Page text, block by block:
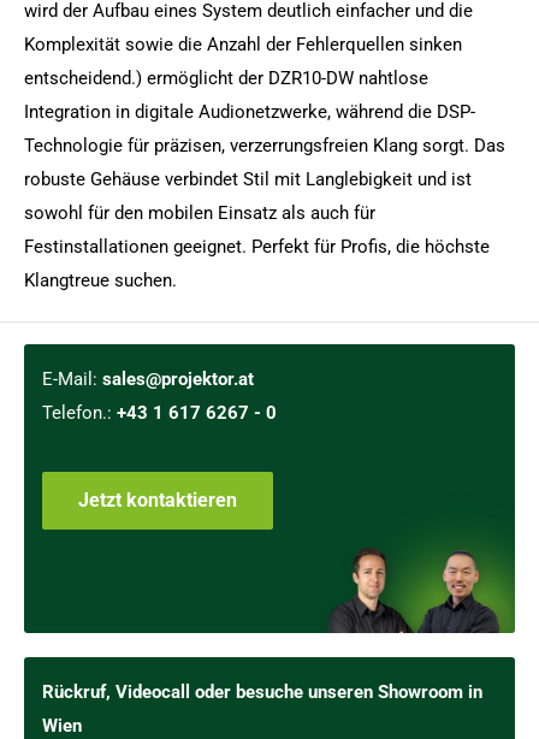
wird der Aufbau eines System deutlich einfacher und die
Komplexität sowie die Anzahl der Fehlerquellen sinken
entscheidend.) ermöglicht der DZR10-DW nahtlose
Integration in digitale Audionetzwerke, während die DSP-
Technologie für präzisen, verzerrungsfreien Klang sorgt. Das
robuste Gehäuse verbindet Stil mit Langlebigkeit und ist
sowohl für den mobilen Einsatz als auch für
Festinstallationen geeignet. Perfekt für Profis, die höchste
Klangtreue suchen.
E-Mail: sales@projektor.at
Telefon.: +43 1 617 6267 - 0
Jetzt kontaktieren
Rückruf, Videocall oder besuche unseren Showroom in
Wien